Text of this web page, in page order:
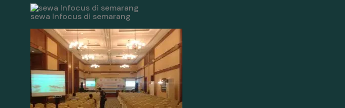
sewa Infocus di semarang